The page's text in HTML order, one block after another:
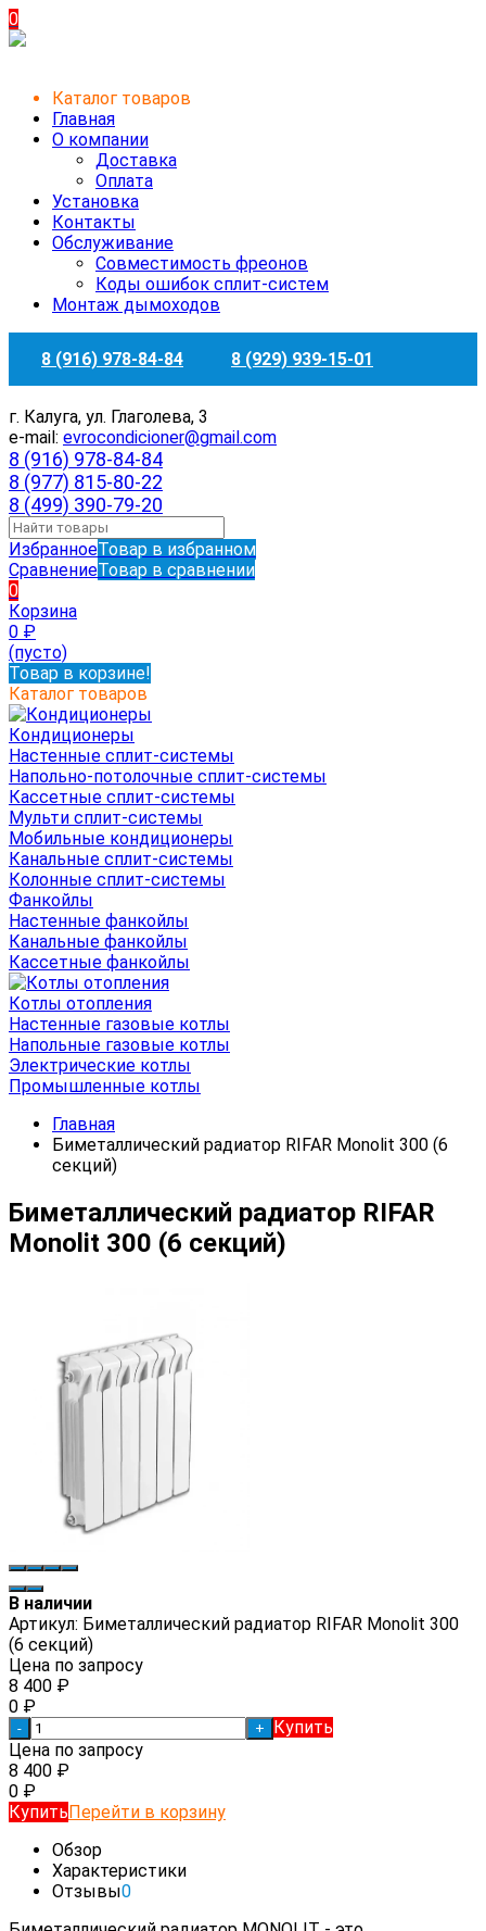
0
Каталог товаров
Главная
О компании
Доставка
Оплата
Установка
Контакты
Обслуживание
Совместимость фреонов
Коды ошибок сплит-систем
Монтаж дымоходов
8 (916) 978-84-84 8 (929) 939-15-01
г. Калуга, ул. Глаголева, 3
e-mail: evrocondicioner@gmail.com
8 (916) 978-84-84
8 (977) 815-80-22
8 (499) 390-79-20
ИзбранноеТовар в избранном
СравнениеТовар в сравнении
0
Корзина
0 ₽
(пусто)
Товар в корзине!
Каталог товаров
Кондиционеры
Настенные сплит-системы
Напольно-потолочные сплит-системы
Кассетные сплит-системы
Мульти сплит-системы
Мобильные кондиционеры
Канальные сплит-системы
Колонные сплит-системы
Фанкойлы
Настенные фанкойлы
Канальные фанкойлы
Кассетные фанкойлы
Котлы отопления
Настенные газовые котлы
Напольные газовые котлы
Электрические котлы
Промышленные котлы
Главная
Биметаллический радиатор RIFAR Monolit 300 (6
секций)
Биметаллический радиатор RIFAR
Monolit 300 (6 секций)
В наличии
Артикул: Биметаллический радиатор RIFAR Monolit 300
(6 секций)
Цена по запросу
8 400 ₽
0 ₽
- +
Купить
Цена по запросу
8 400 ₽
0 ₽
КупитьПерейти в корзину
Обзор
Характеристики
Отзывы0